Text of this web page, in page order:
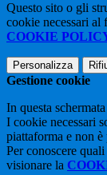
Questo sito o gli
cookie necessari
COOKIE
Personalizza
Gestione cookie
In questa
I cookie necessari
piattaforma e non
Per conoscere
visionare la